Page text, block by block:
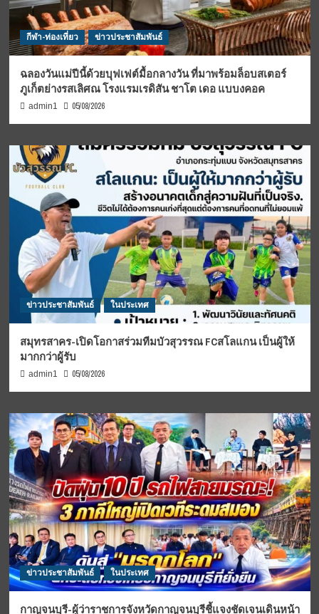
กีฬา-ท่องเที่ยว ข่าวประชาสัมพันธ์
ฉลองวันแม่ปีนี้ด้วยบุฟเฟต์มื้อกลางวัน ที่มาพร้อมล็อบสเตอร์
ภูเก็ตย่างรสเลิศณ โรงแรมเรดิสัน ชาโต เดอ แบบงคอค
admin1 05/08/2026
ข่าวประชาสัมพันธ์ ในประเทศ
สมุทรสาคร-เปิดโอกาสร่วมทีมบัวสุวรรณ FCสโลแกน เป็นผู้ให้
มากกว่าผู้รับ
admin1 05/08/2026
ข่าวประชาสัมพันธ์ ในประเทศ
กาญจนบุรี-ผู้ว่าราชการจังหวัดกาญจนบุรีชี้แจงชัดเจนเดินหน้า